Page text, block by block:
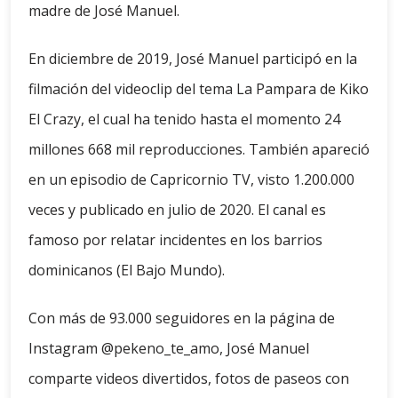
madre de José Manuel.
En diciembre de 2019, José Manuel participó en la
filmación del videoclip del tema La Pampara de Kiko
El Crazy, el cual ha tenido hasta el momento 24
millones 668 mil reproducciones. También apareció
en un episodio de Capricornio TV, visto 1.200.000
veces y publicado en julio de 2020. El canal es
famoso por relatar incidentes en los barrios
dominicanos (El Bajo Mundo).
Con más de 93.000 seguidores en la página de
Instagram @pekeno_te_amo, José Manuel
comparte videos divertidos, fotos de paseos con